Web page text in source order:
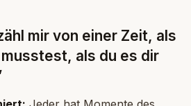
mir von einer Zeit, als
als du es dir